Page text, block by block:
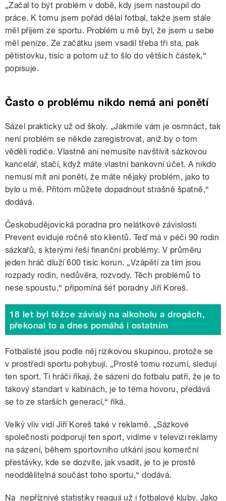
„Začal to být problém v době, kdy jsem nastoupil do
práce. K tomu jsem pořád dělal fotbal, takže jsem stále
měl příjem ze sportu. Problém u mě byl, že jsem u sebe
měl peníze. Ze začátku jsem vsadil třeba tři sta, pak
pětistovku, tisíc a potom už to šlo do větších částek,“
popisuje.
Často o problému nikdo nemá ani ponětí
Sázel prakticky už od školy. „Jakmile vám je osmnáct, tak
není problém se někde zaregistrovat, aniž by o tom
věděli rodiče. Vlastně ani nemusíte navštívit sázkovou
kancelář, stačí, když máte vlastní bankovní účet. A nikdo
nemusí mít ani ponětí, že máte nějaký problém, jako to
bylo u mě. Přitom můžete dopadnout strašně špatně,“
dodává.
Českobudějovická poradna pro nelátkové závislosti
Prevent eviduje ročně sto klientů. Teď má v péči 90 rodin
sázkařů, s kterými řeší finanční problémy. V průměru
jeden hráč dluží 600 tisíc korun. „Vzápětí za tím jsou
rozpady rodin, nedůvěra, rozvody. Těch problémů to
nese spoustu,“ připomíná šéf poradny Jiří Koreš.
18 let byl těžce závislý na alkoholu a drogách,
překonal to a dnes pomáhá i ostatním
Fotbalisté jsou podle něj rizikovou skupinou, protože se
v prostředí sportu pohybují. „Prostě tomu rozumí, sledují
ten sport. Ti hráči říkají, že sázení do fotbalu patří, že je to
takový standart v kabinách, je to téma hovoru, předává
se to ze starších generací,“ říká.
Velký vliv vidí Jiří Koreš také v reklamě. „Sázkové
společnosti podporují ten sport, vidíme v televizi reklamy
na sázení, během sportovního utkání jsou komerční
přestávky, kde se dozvíte, jak vsadit, je to je prostě
neoddělitelná součást toho sportu,“ dodává.
Na nepříznivé statistiky reagují už i fotbalové kluby. Jako